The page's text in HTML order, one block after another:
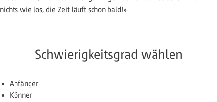
nichts wie los, die Zeit läuft schon bald!»
Schwierigkeitsgrad wählen
Anfänger
Könner